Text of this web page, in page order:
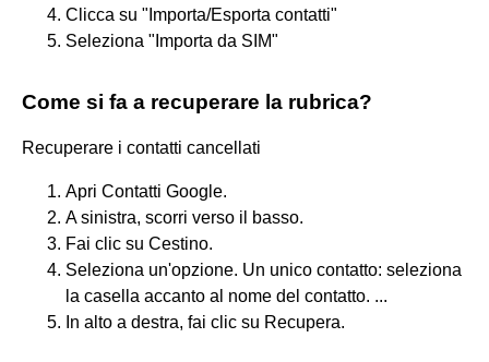
Clicca su "Importa/Esporta contatti"
Seleziona "Importa da SIM"
Come si fa a recuperare la rubrica?
Recuperare i contatti cancellati
Apri Contatti Google.
A sinistra, scorri verso il basso.
Fai clic su Cestino.
Seleziona un'opzione. Un unico contatto: seleziona
la casella accanto al nome del contatto. ...
In alto a destra, fai clic su Recupera.